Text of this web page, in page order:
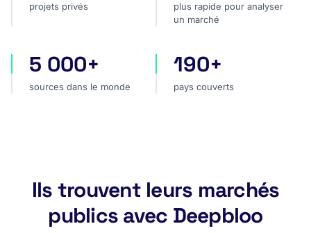
projets privés
plus rapide pour analyser
un marché
sources dans le monde
5 000+
sources dans le monde
pays couverts
190+
pays couverts
Ils trouvent leurs marchés
publics avec Deepbloo